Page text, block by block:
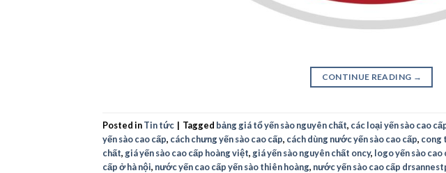
CONTINUE READING →
Posted inTin tức | Tagged bảng giá tổ yến sào nguyên chất, các loại yến sào cao
yến sào cao cấp, cách chưng yến sào cao cấp, cách dùng nước yến sào cao cấp, cong
chất, giá yến sào cao cấp hoàng việt, giá yến sào nguyên chất oncy, logo yến sào cao
cấp ở hà nội, nước yến cao cấp yến sào thiên hoàng, nước yến sào cao cấp